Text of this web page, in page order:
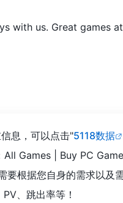
with us. Great games
息，可以点击"5118数据
All Games | Buy PC
要根据您自身的需求以及
、跳出率等！